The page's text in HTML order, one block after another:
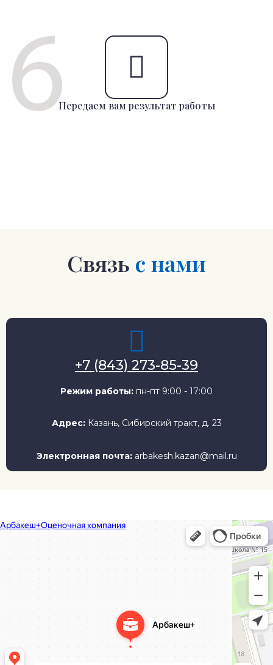
Передаем вам результат работы
Связь с нами
+7 (843) 273-85-39
Режим работы: пн-пт 9:00 - 17:00
Адрес: Казань, Сибирский тракт, д. 23
Электронная почта: arbakesh.kazan@mail.ru